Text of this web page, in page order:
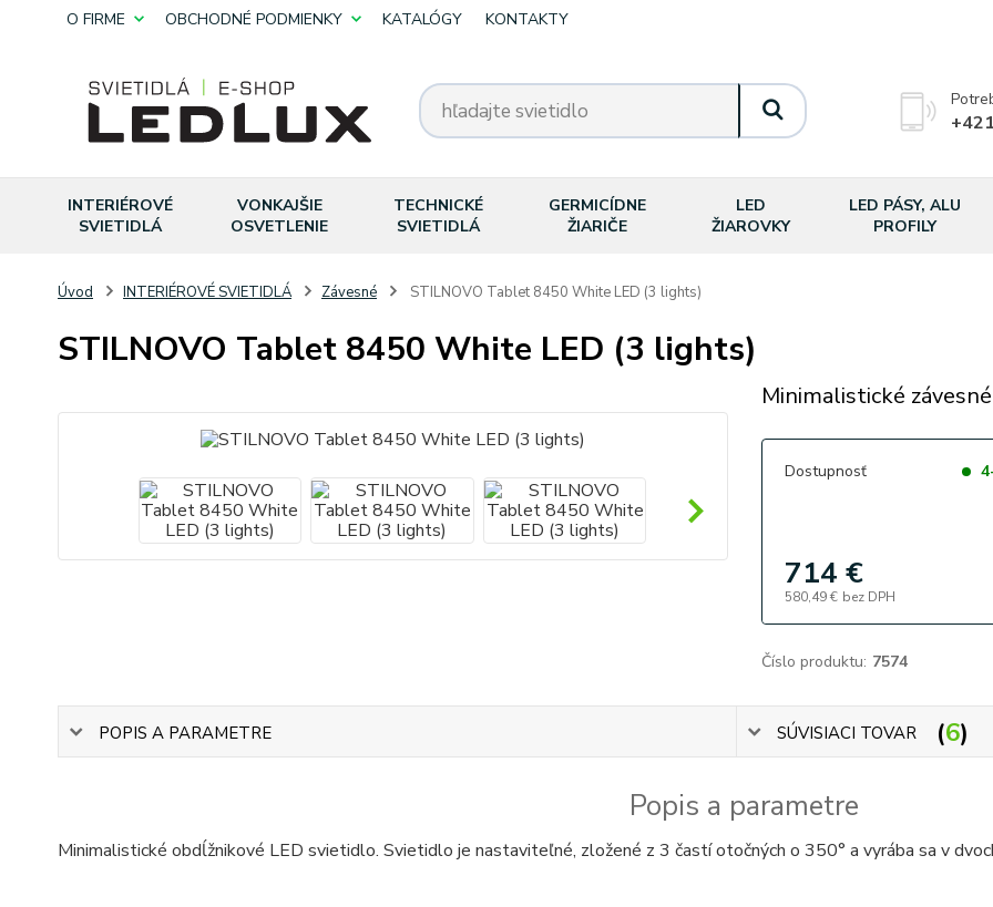
O FIRME OBCHODNÉ PODMIENKY KATALÓGY KONTAKTY
INTERIÉROVÉ
SVIETIDLÁ
VONKAJŠIE
OSVETLENIE
TECHNICKÉ
SVIETIDLÁ
GERMICÍDNE
ŽIARIČE
LED
ŽIAROVKY
LED PÁSY, ALU
PROFILY
Úvod INTERIÉROVÉ SVIETIDLÁ Závesné STILNOVO Tablet 8450 White LED (3 lights)
STILNOVO Tablet 8450 White LED (3 lights)
Minimalistické
Dostupnosť
714 €
580,49 € bez DPH
Číslo produktu: 7574
POPIS A PARAMETRE SÚVISIACI TOVAR 6
Popis a parametre
Minimalistické obdĺžnikové LED svietidlo. Svietidlo je nastaviteľné, zložené z 3 častí otočných o 350° a vyrába sa v